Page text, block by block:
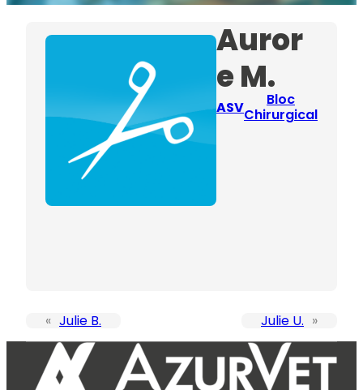
Auror
e M.
ASV
Bloc
Chirurgical
« Julie B. Julie U. »